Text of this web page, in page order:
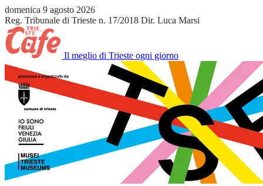
domenica 9 agosto 2026
Reg. Tribunale di Trieste n. 17/2018 Dir. Luca Marsi
Il meglio di Trieste ogni giorno